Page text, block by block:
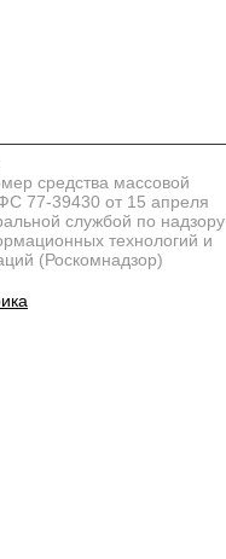
средства массовой
77-39430 от 15 апреля
службой по надзору
технологий и
(Роскомнадзор)